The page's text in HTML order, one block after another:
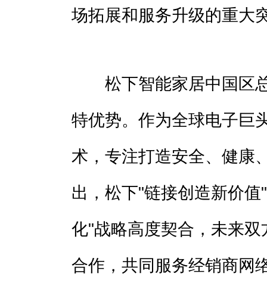
场拓展和服务升级的重大
松下智能家居中国区总
特优势。作为全球电子巨
术，专注打造安全、健康
出，松下"链接创造新价
化"战略高度契合，未来
合作，共同服务经销商网